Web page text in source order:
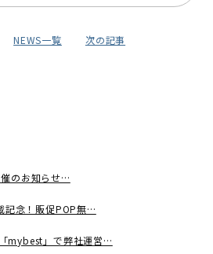
NEWS一覧 次の記事
のお知らせ…
記念！販促POP無…
mybest」で弊社運営…